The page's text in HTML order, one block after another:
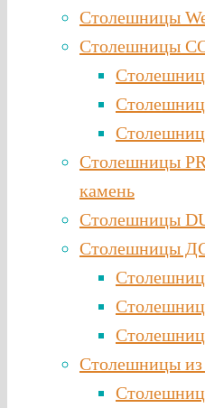
Столешницы
Столешницы
Столешницы
камень
Столешницы
Столешницы
Столешницы из